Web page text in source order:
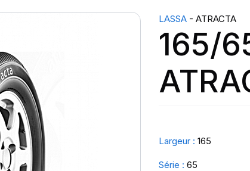
LASSA - ATRACTA
165/
Largeur : 165
Série : 65